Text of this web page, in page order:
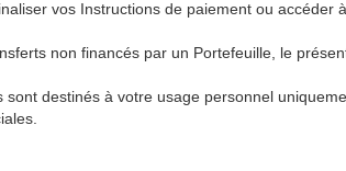
vos Instructions de paiement ou accéder
non financés par un Portefeuille, le
sont destinés à votre usage personnel